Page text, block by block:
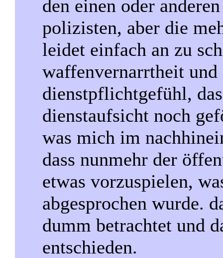
den einen oder
polizisten, aber die
leidet einfach an zu
waffenvernarrtheit und
dienstpflichtgefühl,
dienstaufsicht noch
was mich im
dass nunmehr der
etwas vorzuspielen,
abgesprochen wurde.
dumm betrachtet und
entschieden.